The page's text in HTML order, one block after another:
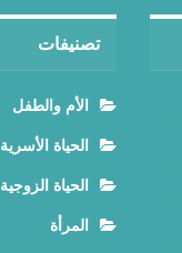
تصنيفات
الأم والطفل
الحياة الأسرية
الحياة الزوجية
المرأة